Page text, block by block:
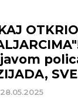
28.05.2025